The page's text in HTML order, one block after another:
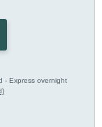
- Express overnight